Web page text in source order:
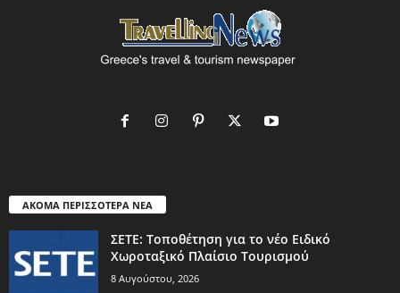
ΑΚΟΜΑ ΠΕΡΙΣΣΟΤΕΡΑ ΝΕΑ
ΣΕΤΕ: Τοποθέτηση για το νέο Ειδικό
Χωροταξικό Πλαίσιο Τουρισμού
8 Αυγούστου, 2026